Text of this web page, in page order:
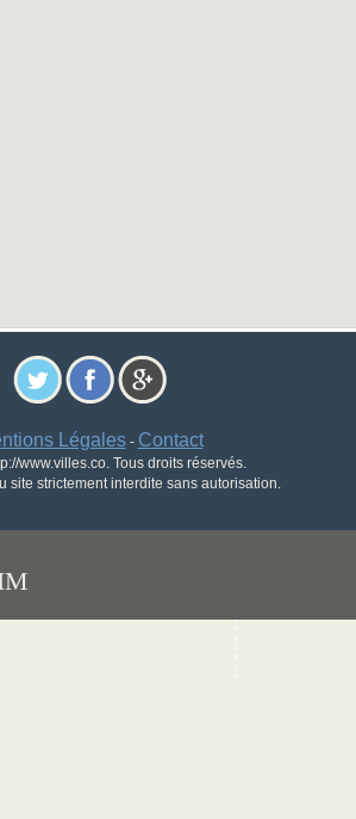
Légales- Contact
www.villes.co. Tous droits réservés.
site strictement interdite sans autorisation.